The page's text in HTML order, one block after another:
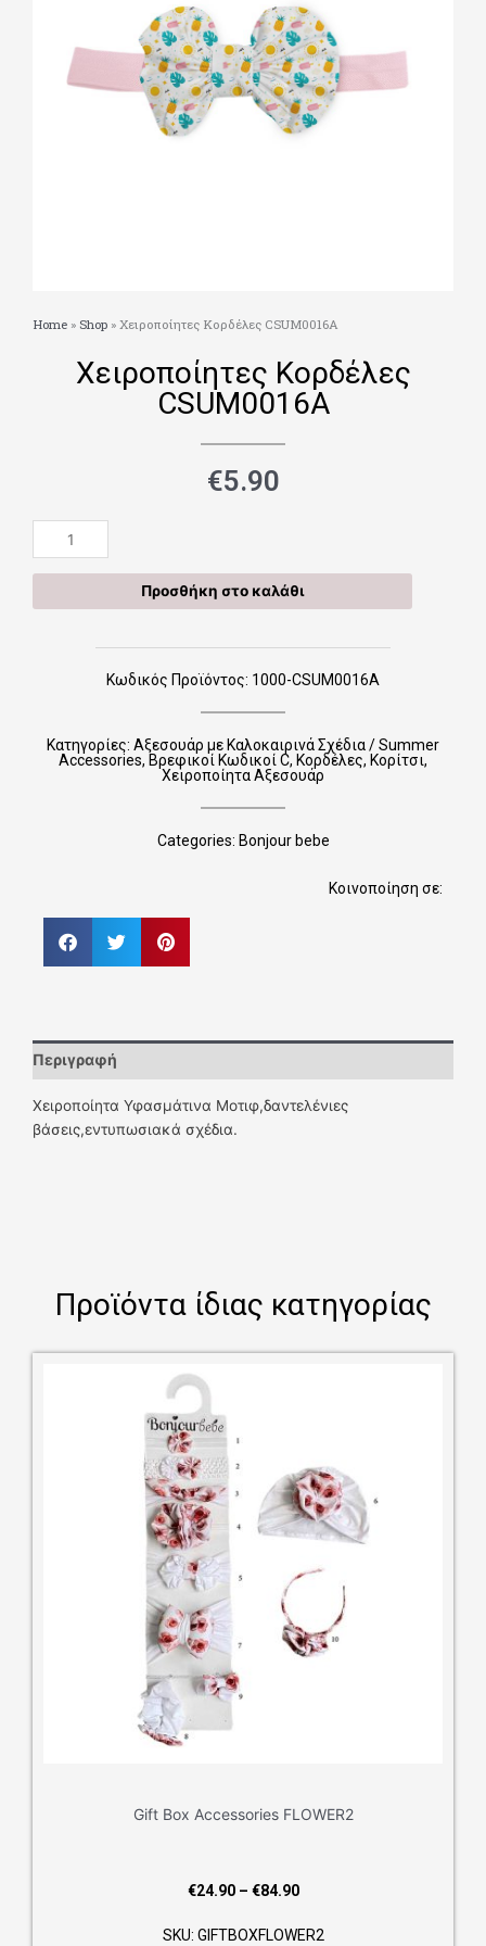
Home » Shop » Χειροποίητες Κορδέλες CSUM0016A
Χειροποίητες Κορδέλες
CSUM0016A
€5.90
Χειροποίητες
Κορδέλες
CSUM0016A
Προσθήκη στο καλάθι
Κωδικός Προϊόντος: 1000-CSUM0016A
Κατηγορίες: Αξεσουάρ με Καλοκαιρινά Σχέδια / Summer
Accessories, Βρεφικοί Κωδικοί C, Κορδέλες, Κορίτσι,
Χειροποίητα Αξεσουάρ
Categories: Bonjour bebe
Κοινοποίηση σε:
Περιγραφή
Χειροποίητα Υφασμάτινα Μοτιφ,δαντελένιες
βάσεις,εντυπωσιακά σχέδια.
Προϊόντα ίδιας κατηγορίας
Gift Box Accessories FLOWER2
€24.90 – €84.90Price
€24.90
SKU: GIFTBOXFLOWER2